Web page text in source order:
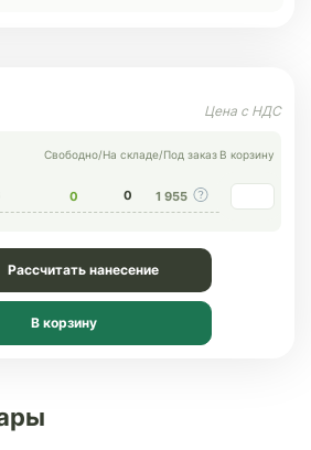
Свободно/На складе/Под заказ В корзину
0 0 1 955
Рассчитать нанесение
В корзину